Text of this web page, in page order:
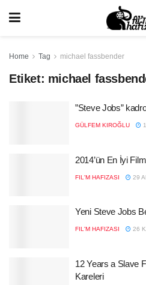
Home Tag michael fassbender
Etiket: michael
”Steve Jobs”
GÜLFEM KIROĞLU
2014’ün En İyi
FIL'M HAFIZASI 29
Yeni Steve Jobs
FIL'M HAFIZASI 26
12 Years a Slave
Kareleri